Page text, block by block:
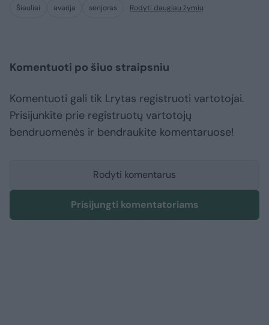
Šiauliai avarija senjoras Rodyti daugiau žymių
Komentuoti po šiuo straipsniu
Komentuoti gali tik Lrytas registruoti vartotojai.
Prisijunkite prie registruotų vartotojų
bendruomenės ir bendraukite komentaruose!
Rodyti komentarus
Prisijungti komentatoriams